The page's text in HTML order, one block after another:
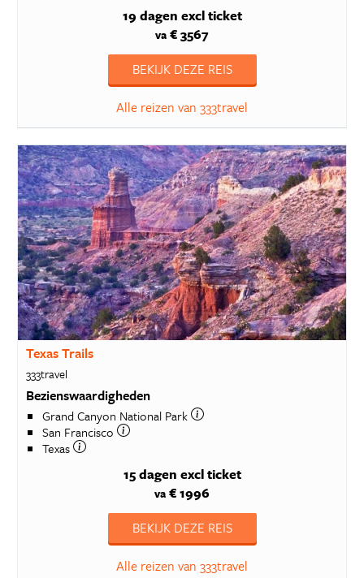
19 dagen excl ticket
va € 3567
BEKIJK DEZE REIS
Alle reizen van 333travel
Texas Trails
333travel
Bezienswaardigheden
Grand Canyon National Park
San Francisco
Texas
15 dagen excl ticket
va € 1996
BEKIJK DEZE REIS
Alle reizen van 333travel